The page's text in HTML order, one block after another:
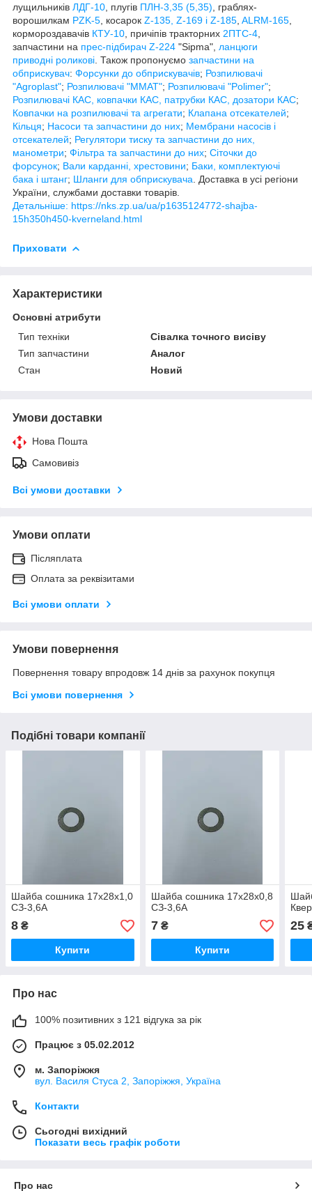
лущильників ЛДГ-10 , плугів ПЛН-3,35 (5,35) , граблях-
ворошилкам PZK-5 , косарок Z-135, Z-169 і Z-185 ALRM-165
кормороздавачів КТУ-10 , причіпів тракторних 2ПТС-4
запчастини на прес-підбирач Z-224 "Sipma", ланцюги
приводні роликові . Також пропонуємо запчастини на
обприскувач: Форсунки до обприскувачів; Розпилювачі
"Agroplast"; Розпилювачі "MMAT"; Розпилювачі "Polimer";
Розпилювачі КАС, ковпачки КАС, патрубки КАС, дозатори КАС;
Ковпачки на розпилювачі та агрегати; Клапана отсекателей;
Кільця; Насоси та запчастини до них; Мембрани насосів і
отсекателей; Регулятори тиску та запчастини до них,
манометри; Фільтра та запчастини до них; Сіточки до
форсунок; Вали карданні, хрестовини; Баки, комплектуючі
бака і штанг; Шланги для обприскувача . Доставка в усі регіони
України, службами доставки товарів.
Детальніше: https://nks.zp.ua/ua/p1635124772-shajba-
15h350h450-kverneland.html
Приховати
Характеристики
Основні атрибути
Тип техніки
Сівалка точного висіву
Тип запчастини
Аналог
Стан
Новий
Умови доставки
Нова Пошта
Самовивіз
Всі умови доставки
Умови оплати
Післяплата
Оплата за реквізитами
Всі умови оплати
Умови повернення
Повернення товару впродовж 14 днів за рахунок покупця
Всі умови повернення
Подібні товари компанії
Шайба сошника 17х28х1,0
СЗ-3,6А
8 ₴
Купити
Шайба сошника 17х28х0,8
СЗ-3,6А
7₴
Купити
25
Про нас
100% позитивних з 121 відгука за рік
Працює з 05.02.2012
м. Запоріжжя
вул. Василя Стуса 2, Запоріжжя, Україна
Контакти
Сьогодні вихідний
Показати весь графік роботи
Про нас